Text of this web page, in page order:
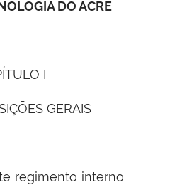
DO ACRE
I
GERAIS
regimento interno